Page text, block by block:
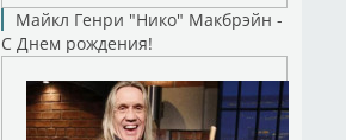
Майкл Генри "Нико" Макбрэйн -
С Днем рождения!